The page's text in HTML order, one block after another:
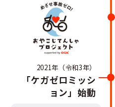
2021年（令和3年）
「ケガゼロミッシ
ョン」始動